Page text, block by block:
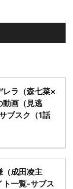
レラ（森七菜×
動画（見逃
ブスク（1話
（成田凌主
ト一覧-サブス